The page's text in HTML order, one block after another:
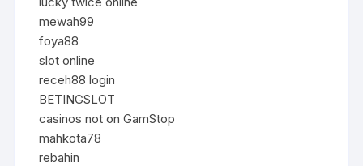
mewah99
foya88
slot online
receh88 login
BETINGSLOT
casinos not on GamStop
mahkota78
rebahin